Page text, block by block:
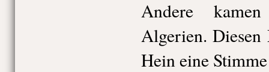
Andere
Algerien. Diesen
Hein eine